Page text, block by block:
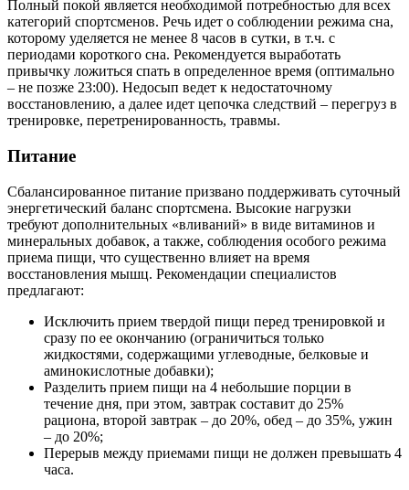
Полный покой является необходимой потребностью для всех
категорий спортсменов. Речь идет о соблюдении режима сна,
которому уделяется не менее 8 часов в сутки, в т.ч. с
периодами короткого сна. Рекомендуется выработать
привычку ложиться спать в определенное время (оптимально
– не позже 23:00). Недосып ведет к недостаточному
восстановлению, а далее идет цепочка следствий – перегруз в
тренировке, перетренированность, травмы.
Питание
Сбалансированное питание призвано поддерживать суточный
энергетический баланс спортсмена. Высокие нагрузки
требуют дополнительных «вливаний» в виде витаминов и
минеральных добавок, а также, соблюдения особого режима
приема пищи, что существенно влияет на время
восстановления мышц. Рекомендации специалистов
предлагают:
Исключить прием твердой пищи перед тренировкой и
сразу по ее окончанию (ограничиться только
жидкостями, содержащими углеводные, белковые и
аминокислотные добавки);
Разделить прием пищи на 4 небольшие порции в
течение дня, при этом, завтрак составит до 25%
рациона, второй завтрак – до 20%, обед – до 35%, ужин
– до 20%;
Перерыв между приемами пищи не должен превышать 4
часа.